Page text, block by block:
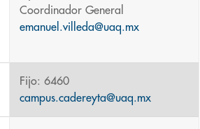
Coordinador General
emanuel.villeda@uaq.mx
Fijo: 6460
campus.cadereyta@uaq.mx